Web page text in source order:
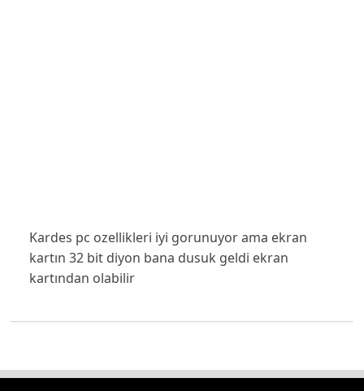
Kardes pc ozellikleri iyi gorunuyor ama ekran
kartın 32 bit diyon bana dusuk geldi ekran
kartından olabilir